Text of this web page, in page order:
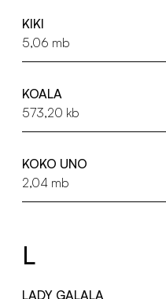
KIKI
5,06 mb
KOALA
573,20 kb
KOKO UNO
2,04 mb
L
LADY GALALA